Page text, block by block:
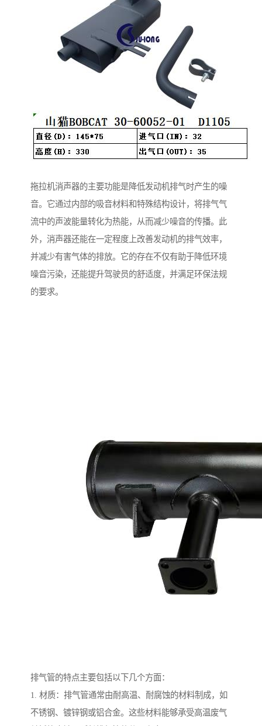
拖拉机消声器的主要功能是降低发动机排气时产生的噪
音。它通过内部的吸音材料和特殊结构设计，将排气气
流中的声波能量转化为热能，从而减少噪音的传播。此
外，消声器还能在一定程度上改善发动机的排气效率，
并减少有害气体的排放。它的存在不仅有助于降低环境
噪音污染，还能提升驾驶员的舒适度，并满足环保法规
的要求。
排气管的特点主要包括以下几个方面：
1. 材质：排气管通常由耐高温、耐腐蚀的材料制成，如
不锈钢、镀锌钢或铝合金。这些材料能够承受高温废气